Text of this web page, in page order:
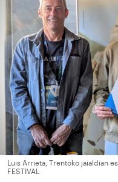
Luis Arrieta, Trentoko jaialdian
FESTIVAL